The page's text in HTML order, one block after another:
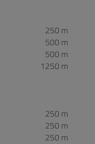
250 m
500 m
500 m
1250 m
250 m
250 m
250 m